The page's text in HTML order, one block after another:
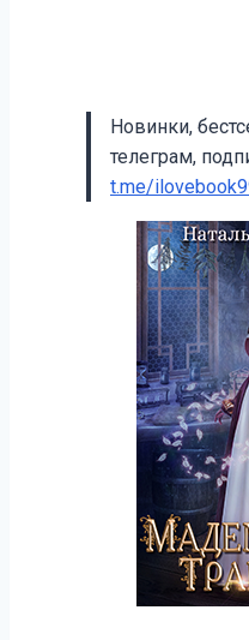
Новинки,
телеграм,
t.me/